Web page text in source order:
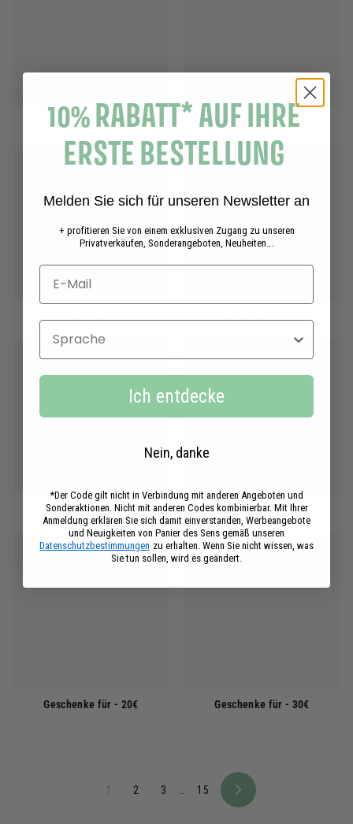
Ausverkauf -50 % Geschenk zum Frauentag
Geschenke Geschenke für + 30€
Geschenke für - 10€ Geschenke für - 20€
Geschenke für - 20€ Geschenke für - 30€
1 2 3 15
Nächste
10% RABATT* AUF IHRE
ERSTE BESTELLUNG
Melden Sie sich für unseren Newsletter an
+ profitieren Sie von einem exklusiven Zugang zu unseren
Privatverkäufen, Sonderangeboten, Neuheiten...
Sprache
Ich entdecke
Nein, danke
*Der Code gilt nicht in Verbindung mit anderen Angeboten und
Sonderaktionen. Nicht mit anderen Codes kombinierbar. Mit Ihrer
Anmeldung erklären Sie sich damit einverstanden, Werbeangebote
und Neuigkeiten von Panier des Sens gemäß unseren
Datenschutzbestimmungen zu erhalten. Wenn Sie nicht wissen, was
Sie tun sollen, wird es geändert.